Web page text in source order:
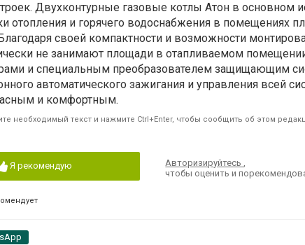
Двухконтурные газовые котлы Атон в основном
отопления и горячего водоснабжения в помещениях
своей компактности и возможности
не занимают площади в отапливаемом
и специальным преобразователем защищающим
автоматического зажигания и управления всей
и комфортным.
необходимый текст и нажмите Ctrl+Enter, чтобы сообщить об этом
Я рекомендую Авторизируйтесь,
чтобы оценить и